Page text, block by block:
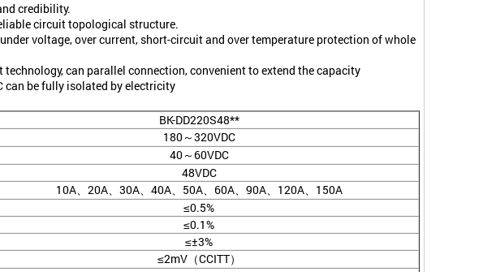
credibility.
circuit topological structure.
voltage, over current, short-circuit and over temperature protection of whole
can parallel connection, convenient to extend the capacity
can be fully isolated by electricity
BK-DD220S48**
180～320VDC
40～60VDC
48VDC
10A、20A、30A、40A、50A、60A、90A、120A、150A
≤0.5%
≤0.1%
≤±3%
≤2mV（CCITT）